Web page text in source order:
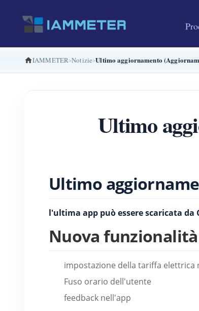
IAMMETER Notizie Ultimo aggiornamento
Ultimo
Ultimo
l'ultima app può essere scaricata da
Nuova funzionalità
impostazione della tariffa elettrica
Fuso orario dell'utente
feedback nell'app